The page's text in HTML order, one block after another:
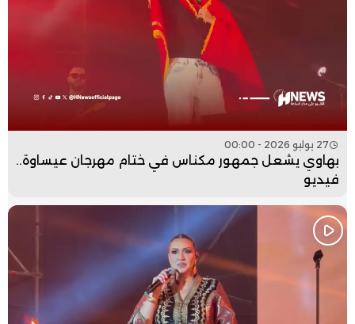
27 يوليو 2026 - 00:00
بهاوي يشعل جمهور مكناس في ختام مهرجان عيساوة..
فيديو